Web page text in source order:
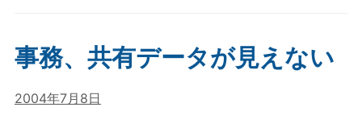
事務、共有データが見えない
2004年7月8日